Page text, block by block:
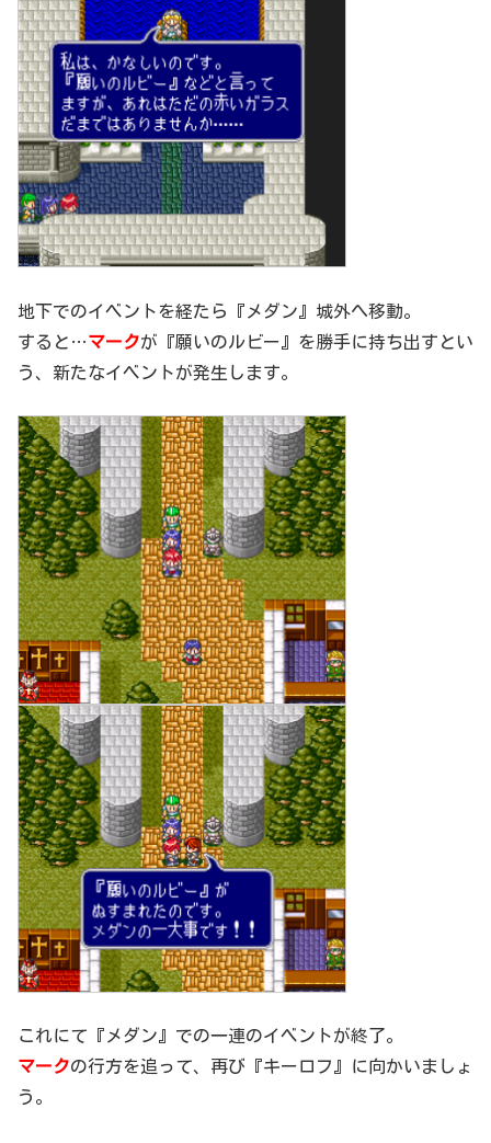
地下でのイベントを経たら『メダン』城外へ移動。
すると…マークが『願いのルビー』を勝手に持ち出すとい
う、新たなイベントが発生します。
これにて『メダン』での一連のイベントが終了。
マークの行方を追って、再び『キーロフ』に向かいましょ
う。